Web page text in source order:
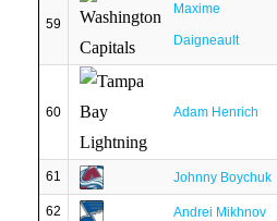
59
Maxime
Daigneault
60 Adam Henrich
61 Johnny Boychuk
62 Andrei Mikhnov